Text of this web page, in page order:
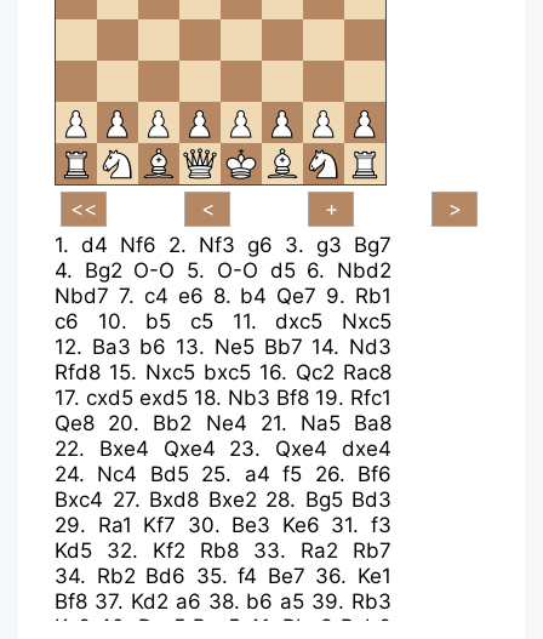
1. d4 Nf6 2. Nf3 g6 3. g3 Bg7
4. Bg2 O-O 5. O-O d5 6. Nbd2
Nbd7 7. c4 e6 8. b4 Qe7 9. Rb1
c6
10. b5 c5 11.dxc5
Nxc5
12. Ba3 b6 13. Ne5 Bb7 14. Nd3
Rfd8 15. Nxc5 bxc5 16. Qc2 Rac8
17. cxd5 exd5 18. Nb3 Bf8 19. Rfc1
Qe8 20. Bb2 Ne4 21. Na5
Ba8
22. Bxe4 Qxe4 23. Qxe4
dxe4
24. Nc4 Bd5 25. a4 f5 26. Bf6
Bxc4 27. Bxd8 Bxe2 28. Bg5 Bd3
29. Ra1 Kf7 30. Be3 Ke6 31.f3
Kd5
32. Kf2 Rb8 33. Ra2
Rb7
34. Rb2 Bd6 35.f4 Be7 36. Ke1
Bf8 37. Kd2 a6 38. b6 a5 39. Rb3
Kc6
40. Bxc5 Bxc5 41. Rbc3 Rxb6